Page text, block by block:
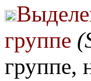
группе
группе,